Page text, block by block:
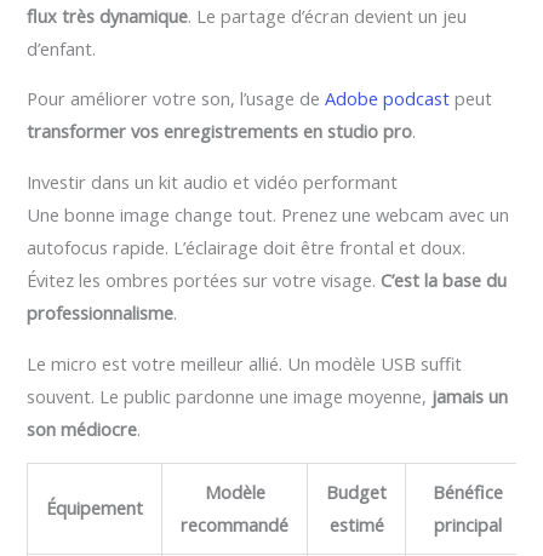
flux très dynamique. Le partage d’écran devient un jeu
d’enfant.
Pour améliorer votre son, l’usage deAdobe podcast peut
transformer vos enregistrements en studio pro.
Investir dans un kit audio et vidéo performant
Une bonne image change tout. Prenez une webcam avec un
autofocus rapide. L’éclairage doit être frontal et doux.
Évitez les ombres portées sur votre visage. C’est la base du
professionnalisme.
Le micro est votre meilleur allié. Un modèle USB suffit
souvent. Le public pardonne une image moyenne, jamais un
son médiocre.
Équipement
Modèle
recommandé
Budget
estimé
Bénéfice
principal